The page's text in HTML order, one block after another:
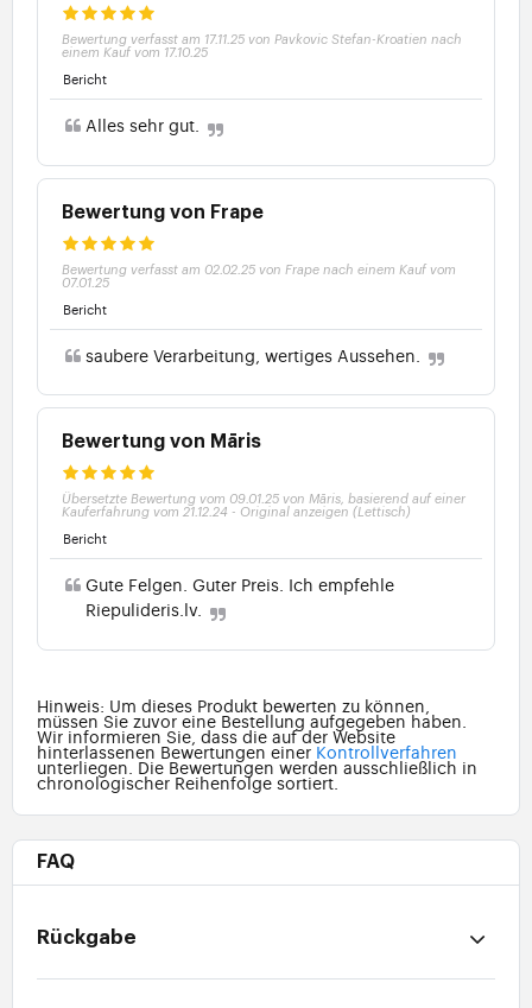
Bewertung verfasst am 17.11.25 von Pavkovic Stefan-Kroatien nach
einem Kauf vom 17.10.25
Bericht
Alles sehr gut.
Bewertung von Frape
Bewertung verfasst am 02.02.25 von Frape nach einem Kauf vom
07.01.25
Bericht
saubere Verarbeitung, wertiges Aussehen.
Bewertung von Māris
Übersetzte Bewertung vom 09.01.25 von Māris, basierend auf einer
Kauferfahrung vom 21.12.24 - Original anzeigen (Lettisch)
Bericht
Gute Felgen. Guter Preis. Ich empfehle
Riepulideris.lv.
Hinweis: Um dieses Produkt bewerten zu können,
müssen Sie zuvor eine Bestellung aufgegeben haben.
Wir informieren Sie, dass die auf der Website
hinterlassenen Bewertungen einer Kontrollverfahren
unterliegen. Die Bewertungen werden ausschließlich in
chronologischer Reihenfolge sortiert.
FAQ
Rückgabe